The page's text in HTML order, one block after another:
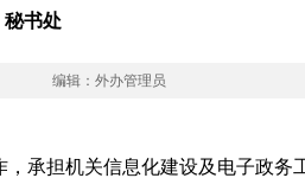
秘书处
编辑：外办管理员
承担机关信息化建设及电子政务